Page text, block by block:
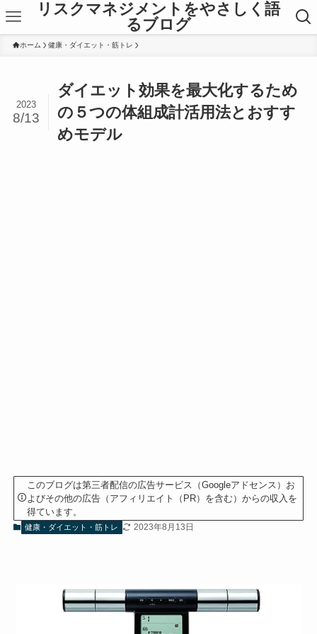
リスクマネジメントをやさしく語
るブログ
ホーム 健康・ダイエット・筋トレ
ダイエット効果を最大化するため
の５つの体組成計活用法とおすす
めモデル
2023
8/13
このブログは第三者配信の広告サービス（Googleアドセンス）お
よびその他の広告（アフィリエイト（PR）を含む）からの収入を
得ています。
健康・ダイエット・筋トレ 2023年8月13日